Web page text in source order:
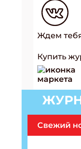
Ждем
Купить
Свежий